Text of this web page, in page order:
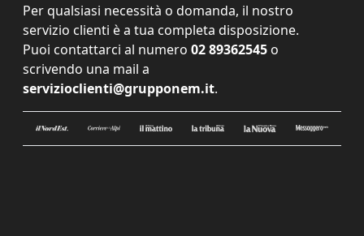
Per qualsiasi necessità o domanda, il nostro
servizio clienti è a tua completa disposizione.
Puoi contattarci al numero 02 89362545 o
scrivendo una mail a
servizioclienti@grupponem.it.